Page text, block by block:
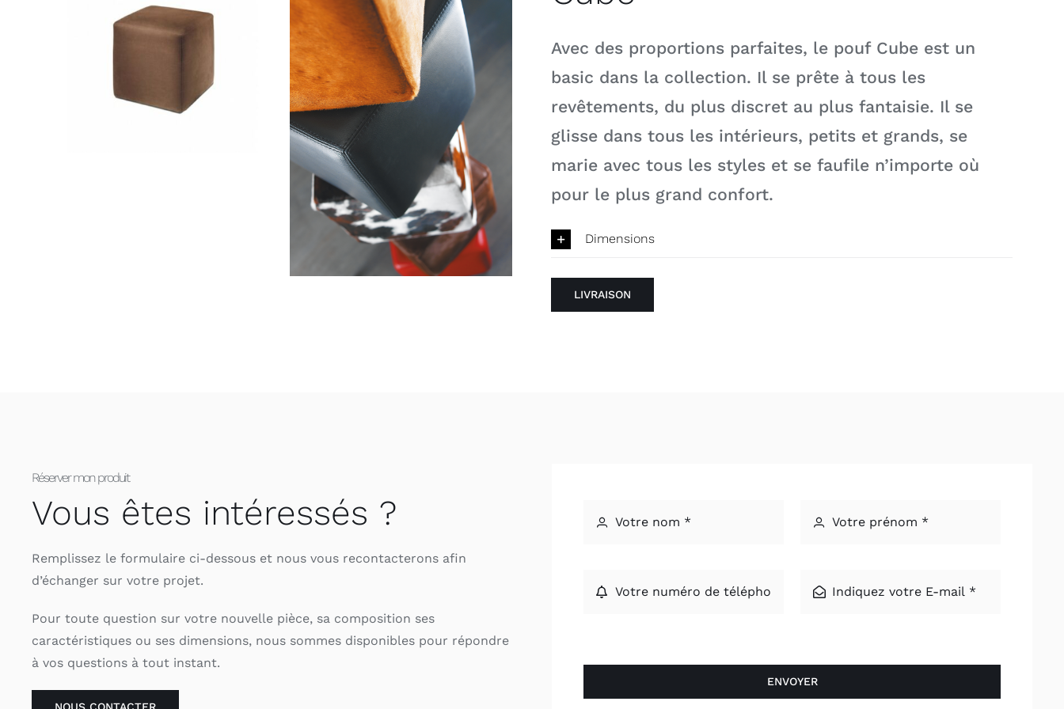
Avec des proportions parfaites, le pouf Cube est un
basic dans la collection. Il se prête à tous les
revêtements, du plus discret au plus fantaisie. Il se
glisse dans tous les intérieurs, petits et grands, se
marie avec tous les styles et se faufile n’importe où
pour le plus grand confort.
Dimensions
LIVRAISON
Réserver mon produit
Vous êtes intéressés ?
Remplissez le formulaire ci-dessous et nous vous recontacterons afin
d’échanger sur votre projet.
Pour toute question sur votre nouvelle pièce, sa composition ses
caractéristiques ou ses dimensions, nous sommes disponibles pour répondre
à vos questions à tout instant.
NOUS CONTACTER
ENVOYER